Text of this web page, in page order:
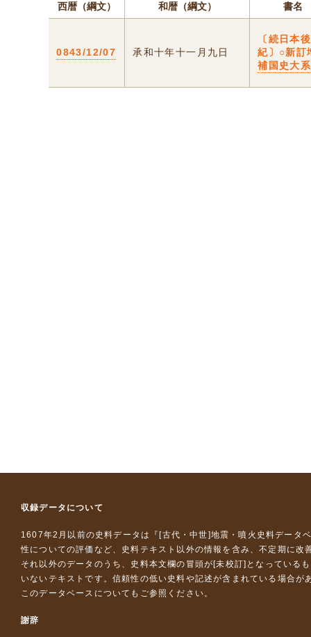
西暦（綱文） 和暦（綱文） 書名
0843/12/07 承和十年十一月九日
〔続日本後
紀〕○新訂
補国史大系
収録データについて
1607年2月以前の史料データは『 [古代・中世]地震・噴火史料データ
性についての評価など、史料テキスト以外の情報を含み、不定期に改
それ以外のデータのうち、史料本文欄の冒頭が[未校訂]となっている
いないテキストです。信頼性の低い史料や記述が含まれている場合が
このデータベースについて もご参照ください。
謝辞